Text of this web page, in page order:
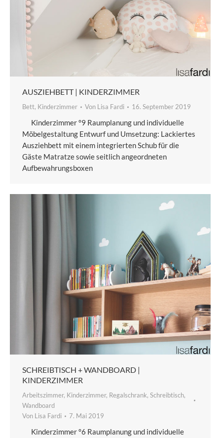
AUSZIEHBETT | KINDERZIMMER
Bett, Kinderzimmer Von Lisa Fardi 16. September 2019
Kinderzimmer °9 Raumplanung und individuelle
Möbelgestaltung Entwurf und Umsetzung: Lackiertes
Ausziehbett mit einem integrierten Schub für die
Gäste Matratze sowie seitlich angeordneten
Aufbewahrungsboxen
SCHREIBTISCH + WANDBOARD |
KINDERZIMMER
Arbeitszimmer, Kinderzimmer, Regalschrank, Schreibtisch,
Wandboard
Von Lisa Fardi 7. Mai 2019
Kinderzimmer °6 Raumplanung und individuelle